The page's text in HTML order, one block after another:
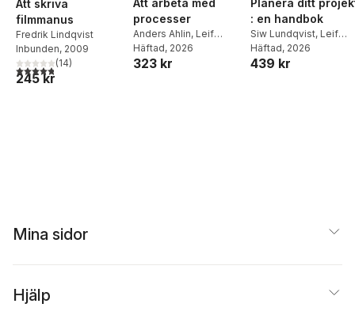
Att skriva
filmmanus
Fredrik Lindqvist
Inbunden, 2009
4,8utav 5 stjärnor. Totalt antal röster:
(14)
245 kr
Att arbeta med
processer
Anders Ahlin, Leif
Marcusson
Häftad, 2026
323 kr
Planera ditt
: en handbok
Siw Lundqvist, Leif
Marcusson
Häftad, 2026
439 kr
Mina sidor
Hjälp